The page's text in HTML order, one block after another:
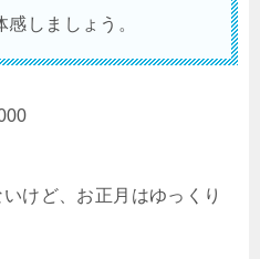
しましょう。
けど、お正月はゆっくり